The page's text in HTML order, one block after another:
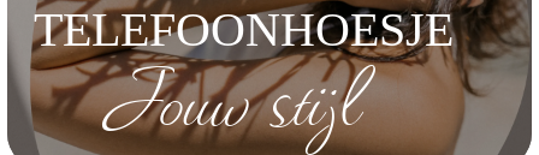
TELEFOONHOESJE
Jouw stijl